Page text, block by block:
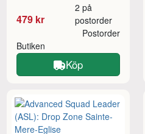
479 kr
2 på
postorder
Butiken
Postorder
Köp